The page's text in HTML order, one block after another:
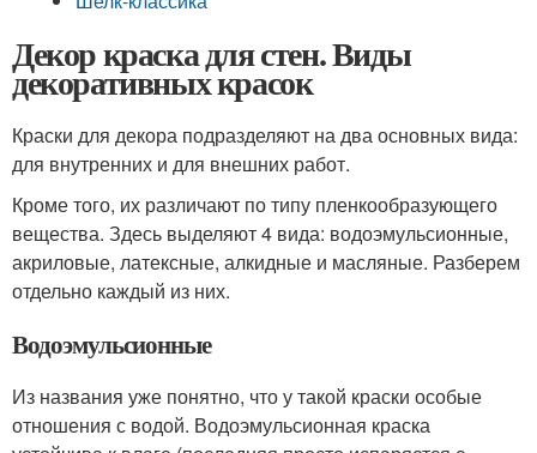
Декор краска для стен. Виды
декоративных красок
Краски для декора подразделяют на два основных вида:
для внутренних и для внешних работ.
Кроме того, их различают по типу пленкообразующего
вещества. Здесь выделяют 4 вида: водоэмульсионные,
акриловые, латексные, алкидные и масляные. Разберем
отдельно каждый из них.
Водоэмульсионные
Из названия уже понятно, что у такой краски особые
отношения с водой. Водоэмульсионная краска